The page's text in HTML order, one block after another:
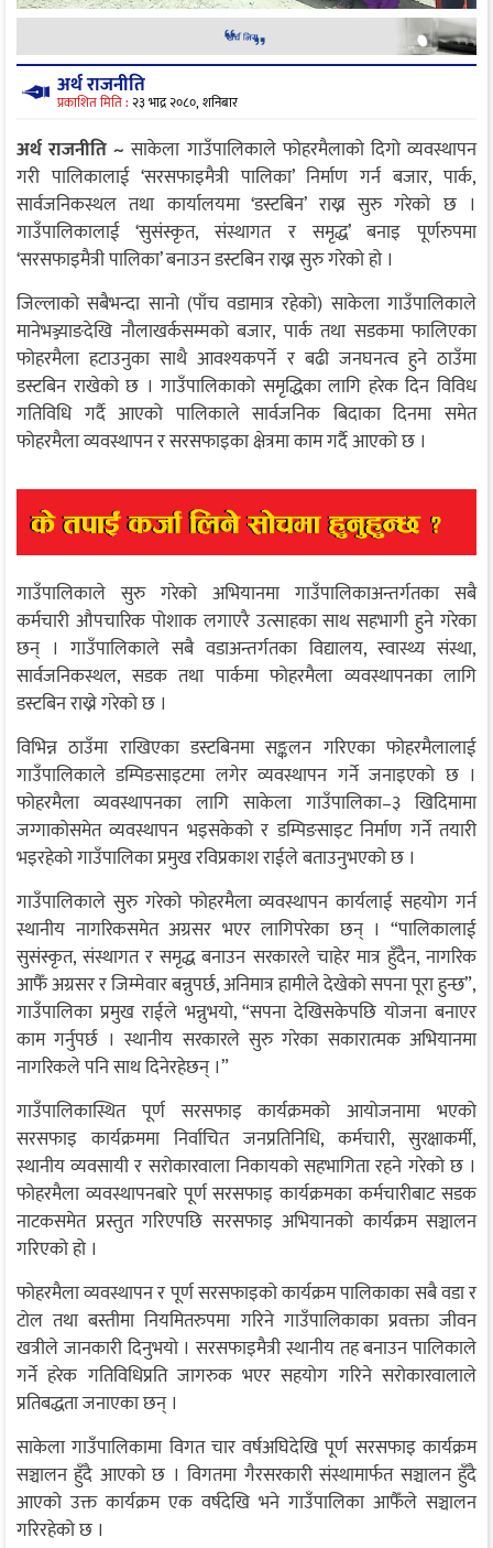
अर्थ राजनीति
प्रकाशित मिति : २३ भाद्र २०८०, शनिबार
अर्थ राजनीति ~ साकेला गाउँपालिकाले फोहरमैलाको दिगो व्यवस्थापन
गरी पालिकालाई ‘सरसफाइमैत्री पालिका’ निर्माण गर्न बजार, पार्क,
सार्वजनिकस्थल तथा कार्यालयमा ‘डस्टबिन’ राख्न सुरु गरेको छ ।
गाउँपालिकालाई ‘सुसंस्कृत, संस्थागत र समृद्ध’ बनाइ पूर्णरुपमा
‘सरसफाइमैत्री पालिका’ बनाउन डस्टबिन राख्न सुरु गरेको हो ।
जिल्लाको सबैभन्दा सानो (पाँच वडामात्र रहेको) साकेला गाउँपालिकाले
मानेभञ्ज्याङदेखि नौलाखर्कसम्मको बजार, पार्क तथा सडकमा फालिएका
फोहरमैला हटाउनुका साथै आवश्यकपर्ने र बढी जनघनत्व हुने ठाउँमा
डस्टबिन राखेको छ । गाउँपालिकाको समृद्धिका लागि हरेक दिन विविध
गतिविधि गर्दै आएको पालिकाले सार्वजनिक बिदाका दिनमा समेत
फोहरमैला व्यवस्थापन र सरसफाइका क्षेत्रमा काम गर्दै आएको छ ।
गाउँपालिकाले सुरु गरेको अभियानमा गाउँपालिकाअन्तर्गतका सबै
कर्मचारी औपचारिक पोशाक लगाएरै उत्साहका साथ सहभागी हुने गरेका
छन् । गाउँपालिकाले सबै वडाअन्तर्गतका विद्यालय, स्वास्थ्य संस्था,
सार्वजनिकस्थल, सडक तथा पार्कमा फोहरमैला व्यवस्थापनका लागि
डस्टबिन राख्ने गरेको छ ।
विभिन्न ठाउँमा राखिएका डस्टबिनमा सङ्कलन गरिएका फोहरमैलालाई
गाउँपालिकाले डम्पिङसाइटमा लगेर व्यवस्थापन गर्ने जनाइएको छ ।
फोहरमैला व्यवस्थापनका लागि साकेला गाउँपालिका–३ खिदिमामा
जग्गाकोसमेत व्यवस्थापन भइसकेको र डम्पिङसाइट निर्माण गर्ने तयारी
भइरहेको गाउँपालिका प्रमुख रविप्रकाश राईले बताउनुभएको छ ।
गाउँपालिकाले सुरु गरेको फोहरमैला व्यवस्थापन कार्यलाई सहयोग गर्न
स्थानीय नागरिकसमेत अग्रसर भएर लागिपरेका छन् । “पालिकालाई
सुसंस्कृत, संस्थागत र समृद्ध बनाउन सरकारले चाहेर मात्र हुँदैन, नागरिक
आफैँ अग्रसर र जिम्मेवार बन्नुपर्छ, अनिमात्र हामीले देखेको सपना पूरा हुन्छ”,
गाउँपालिका प्रमुख राईले भन्नुभयो, “सपना देखिसकेपछि योजना बनाएर
काम गर्नुपर्छ । स्थानीय सरकारले सुरु गरेका सकारात्मक अभियानमा
नागरिकले पनि साथ दिनेरहेछन् ।”
गाउँपालिकास्थित पूर्ण सरसफाइ कार्यक्रमको आयोजनामा भएको
सरसफाइ कार्यक्रममा निर्वाचित जनप्रतिनिधि, कर्मचारी, सुरक्षाकर्मी,
स्थानीय व्यवसायी र सरोकारवाला निकायको सहभागिता रहने गरेको छ ।
फोहरमैला व्यवस्थापनबारे पूर्ण सरसफाइ कार्यक्रमका कर्मचारीबाट सडक
नाटकसमेत प्रस्तुत गरिएपछि सरसफाइ अभियानको कार्यक्रम सञ्चालन
गरिएको हो ।
फोहरमैला व्यवस्थापन र पूर्ण सरसफाइको कार्यक्रम पालिकाका सबै वडा र
टोल तथा बस्तीमा नियमितरुपमा गरिने गाउँपालिकाका प्रवक्ता जीवन
खत्रीले जानकारी दिनुभयो । सरसफाइमैत्री स्थानीय तह बनाउन पालिकाले
गर्ने हरेक गतिविधिप्रति जागरुक भएर सहयोग गरिने सरोकारवालाले
प्रतिबद्धता जनाएका छन् ।
साकेला गाउँपालिकामा विगत चार वर्षअघिदेखि पूर्ण सरसफाइ कार्यक्रम
सञ्चालन हुँदै आएको छ । विगतमा गैरसरकारी संस्थामार्फत सञ्चालन हुँदै
आएको उक्त कार्यक्रम एक वर्षदेखि भने गाउँपालिका आफैँले सञ्चालन
गरिरहेको छ ।